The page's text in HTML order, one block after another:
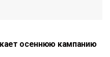
осеннюю кампанию